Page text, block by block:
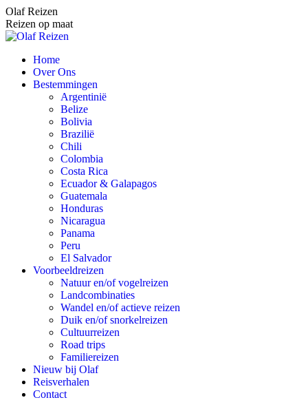
Spring
naar
content
Olaf Reizen
Reizen op maat
Home
Over Ons
Bestemmingen
Argentinië
Belize
Bolivia
Brazilië
Chili
Colombia
Costa Rica
Ecuador & Galapagos
Guatemala
Honduras
Nicaragua
Panama
Peru
El Salvador
Voorbeeldreizen
Natuur en/of vogelreizen
Landcombinaties
Wandel en/of actieve reizen
Duik en/of snorkelreizen
Cultuurreizen
Road trips
Familiereizen
Nieuw bij Olaf
Reisverhalen
Contact